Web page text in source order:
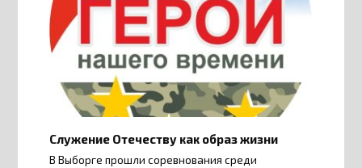
Служение Отечеству как образ жизни
В Выборге прошли соревнования среди